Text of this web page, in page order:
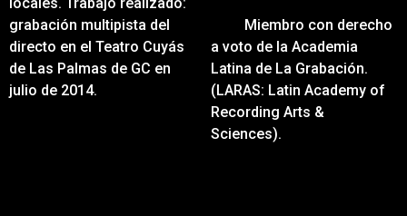
locales. Trabajo realizado:
grabación multipista del
directo en el Teatro Cuyás
de Las Palmas de GC en
julio de 2014.
Miembro con derecho
a voto de la Academia
Latina de La Grabación.
(LARAS: Latin Academy of
Recording Arts &
Sciences).